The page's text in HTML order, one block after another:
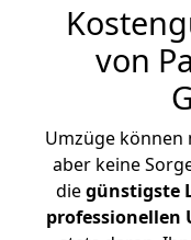
von
Umzüge
aber keine
diegünstigste
professionellen